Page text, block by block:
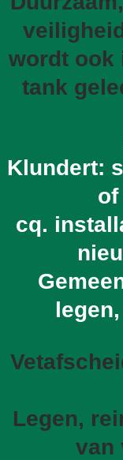
wordt ook
tank
Klundert:
cq.
Legen,
van